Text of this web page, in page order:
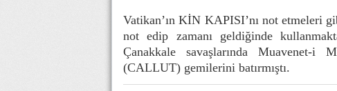
Vatikan’ın KİN KAPISI’nı not etmeleri
not edip zamanı geldiğinde
Çanakkale savaşlarında
(CALLUT) gemilerini batırmıştı.